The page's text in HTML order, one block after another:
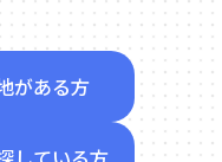
がある方